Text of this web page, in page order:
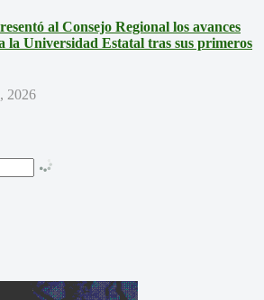
al Consejo Regional los avances
la Universidad Estatal tras sus primeros
2026